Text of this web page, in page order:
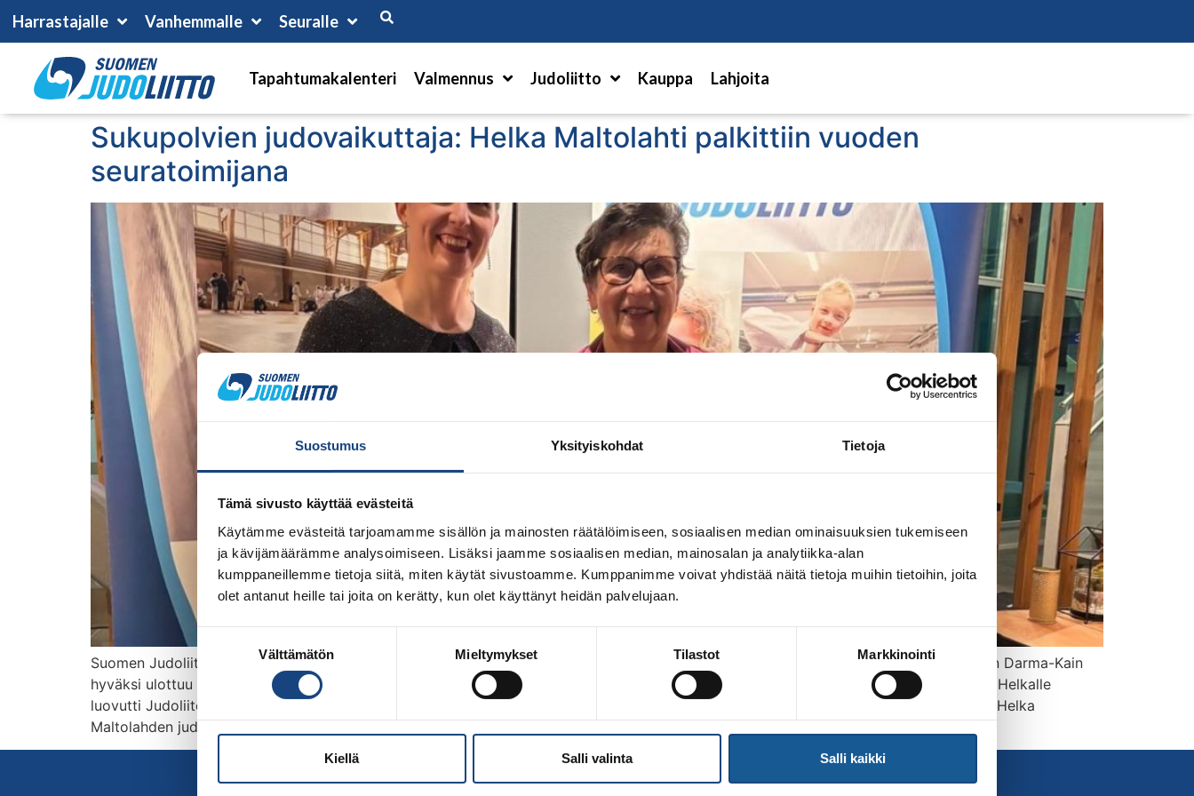
Suostumus Yksityiskohdat Tietoja
Tämä sivusto käyttää evästeitä
Käytämme evästeitä tarjoamamme sisällön ja mainosten räätälöimiseen, sosiaalisen median ominaisuuksien tukemiseen
ja kävijämäärämme analysoimiseen. Lisäksi jaamme sosiaalisen median, mainosalan ja analytiikka-alan
kumppaneillemme tietoja siitä, miten käytät sivustoamme. Kumppanimme voivat yhdistää näitä tietoja muihin tietoihin, joita
olet antanut heille tai joita on kerätty, kun olet käyttänyt heidän palvelujaan.
valinta
Välttämätön Mieltymykset Tilastot Markkinointi
Kiellä Salli valinta Salli kaikki
Harrastajalle Vanhemmalle Seuralle
Tapahtumakalenteri Valmennus Judoliitto Kauppa Lahjoita
Sukupolvien judovaikuttaja: Helka Maltolahti palkittiin vuoden
seuratoimijana
Suomen Judoliitto on valinnut vuoden 2025 seuratoimijaksi pitkän linjan judovaikuttajan Helka Maltolahden, jonka mittava työ Laukaan Darma-Kain
hyväksi ulottuu useille vuosikymmenille. Valinta julkistettiin Judoliiton palkitsemistilaisuudessa Veikkaus-areenalla 24.1.2026. Palkinnon Helkalle
luovutti Judoliiton koulutus- ja seurakehityspäällikkö Katri Forssell. Judoura alkoi Ruotsista 1975 – ura jatkui Suomessa vuodesta 1976 Helka
Maltolahden judotaival sai alkunsa Ruotsissa vuonna 1975, josta […]